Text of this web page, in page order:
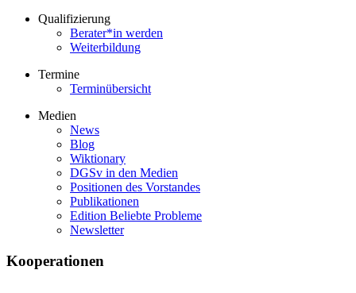
Qualifizierung
Berater*in werden
Weiterbildung
Termine
Terminübersicht
Medien
News
Blog
Wiktionary
DGSv in den Medien
Positionen des Vorstandes
Publikationen
Edition Beliebte Probleme
Newsletter
Kooperationen